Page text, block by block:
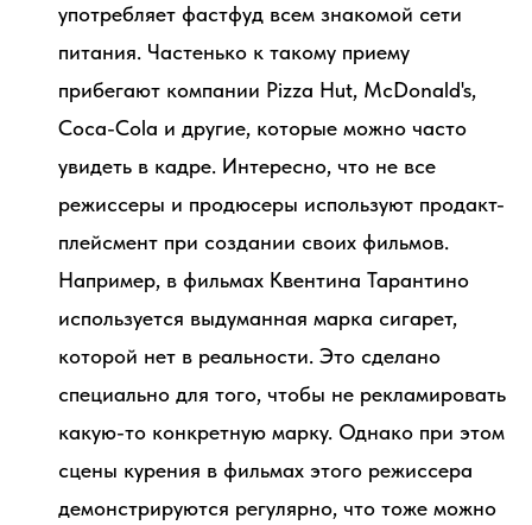
употребляет фастфуд всем знакомой сети
питания. Частенько к такому приему
прибегают компании Pizza Hut, McDonald's,
Coca-Cola и другие, которые можно часто
увидеть в кадре. Интересно, что не все
режиссеры и продюсеры используют продакт-
плейсмент при создании своих фильмов.
Например, в фильмах Квентина Тарантино
используется выдуманная марка сигарет,
которой нет в реальности. Это сделано
специально для того, чтобы не рекламировать
какую-то конкретную марку. Однако при этом
сцены курения в фильмах этого режиссера
демонстрируются регулярно, что тоже можно